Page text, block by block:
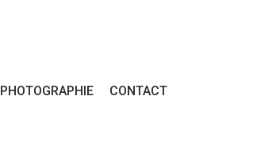
PHOTOGRAPHIE CONTACT